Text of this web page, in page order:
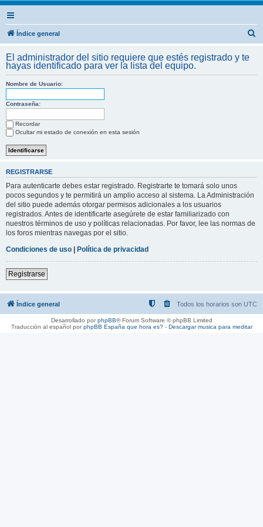
Índice general
c
El administrador del sitio requiere que estés registrado y te
hayas identificado para ver la lista del equipo.
Nombre de Usuario:
Contraseña:
Recordar
Ocultar mi estado de conexión en esta sesión
REGISTRARSE
Para autenticarte debes estar registrado. Registrarte te tomará solo unos
pocos segundos y te permitirá un amplio acceso al sistema. La Administración
del sitio puede además otorgar permisos adicionales a los usuarios
registrados. Antes de identificarte asegúrete de estar familiarizado con
nuestros términos de uso y políticas relacionadas. Por favor, lee las normas de
los foros mientras navegas por el sitio.
Condiciones de uso | Política de privacidad
Registrarse
Índice general Todos los horarios son UTC
Desarrollado porphpBB® Forum Software © phpBB Limited
Traducción al español porphpBB España que hora es?- Descargar musica para meditar